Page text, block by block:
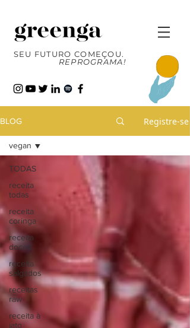
SEU FUTURO COMEÇOU.
REPROGRAMA!
BLOG Registre-se
TODAS
receita
todas
receita
coringa
receita
doces
receita
salgados
receitas
raw
receita à
jato
vegan